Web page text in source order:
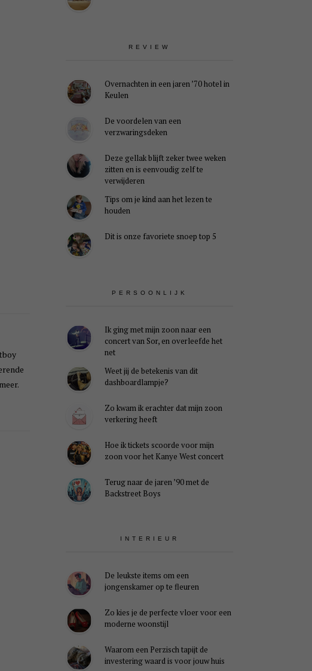
REVIEW
Overnachten in een jaren ’70 hotel in
Keulen
De voordelen van een
verzwaringsdeken
Deze gellak blijft zeker twee weken
zitten en is eenvoudig zelf te
verwijderen
Tips om je kind aan het lezen te
houden
Dit is onze favoriete snoep top 5
PERSOONLIJK
Ik ging met mijn zoon naar een
concert van Sor, en overleefde het
net
Weet jij de betekenis van dit
dashboardlampje?
Zo kwam ik erachter dat mijn zoon
verkering heeft
Hoe ik tickets scoorde voor mijn
zoon voor het Kanye West concert
Terug naar de jaren ’90 met de
Backstreet Boys
INTERIEUR
De leukste items om een
jongenskamer op te fleuren
Zo kies je de perfecte vloer voor een
moderne woonstijl
Waarom een Perzisch tapijt de
investering waard is voor jouw huis